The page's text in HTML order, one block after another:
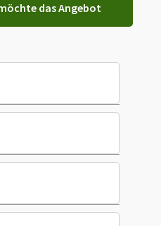
das Angebot